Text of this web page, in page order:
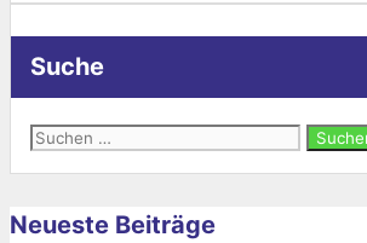
Suche
Suchen
Neueste Beiträge